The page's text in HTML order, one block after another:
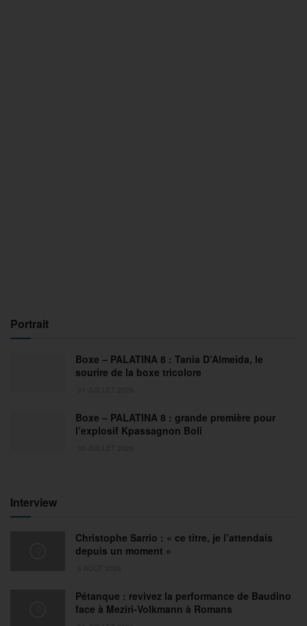
Portrait
Boxe – PALATINA 8 : Tania D’Almeida, le
sourire de la boxe tricolore
Boxe – PALATINA 8 : grande première pour
l’explosif Kpassagnon Boli
Interview
Christophe Sarrio : « ce titre, je l’attendais
depuis un moment »
Pétanque : revivez la performance de Baudino
face à Meziri-Volkmann à Romans